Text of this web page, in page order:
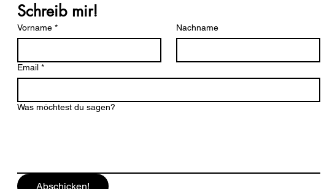
Schreib mir!
Vorname * Nachname
Email *
Was möchtest du sagen?
Abschicken!